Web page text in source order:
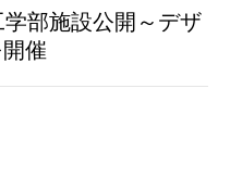
学部施設公開～デザ
催